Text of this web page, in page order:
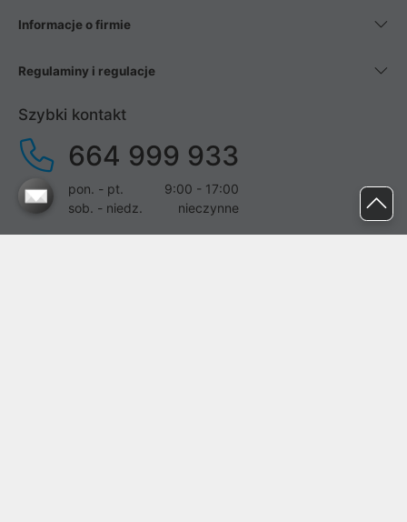
Informacje o firmie
Regulaminy i regulacje
Szybki kontakt
664 999 933
pon. - pt.
9:00 - 17:00
sob. - niedz.
nieczynne